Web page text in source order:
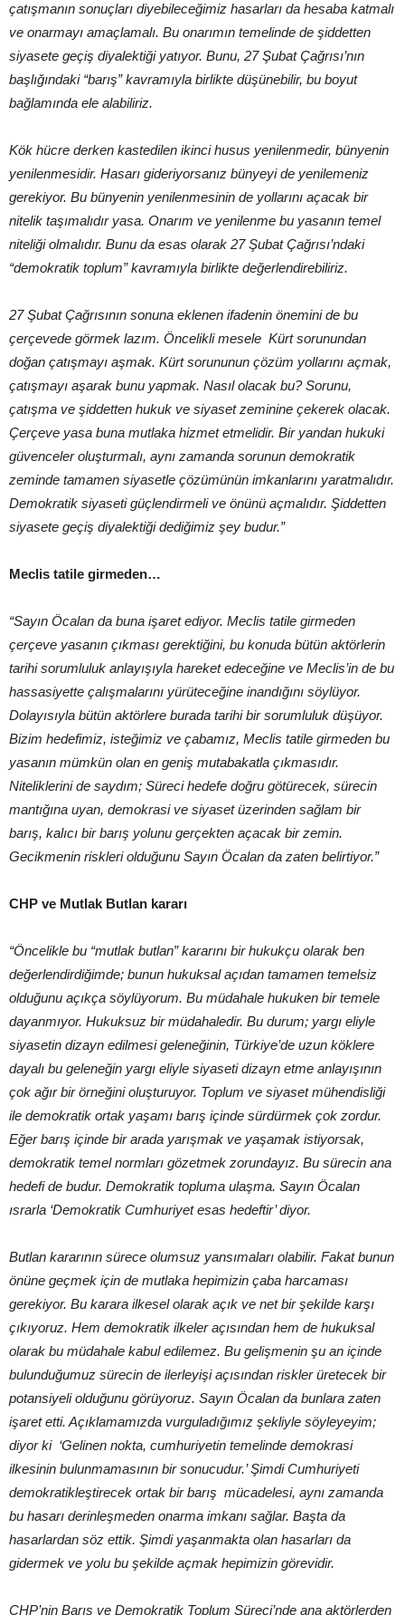
çatışmanın sonuçları diyebileceğimiz hasarları da hesaba katmalı
ve onarmayı amaçlamalı. Bu onarımın temelinde de şiddetten
siyasete geçiş diyalektiği yatıyor. Bunu, 27 Şubat Çağrısı’nın
başlığındaki “barış” kavramıyla birlikte düşünebilir, bu boyut
bağlamında ele alabiliriz.
Kök hücre derken kastedilen ikinci husus yenilenmedir, bünyenin
yenilenmesidir. Hasarı gideriyorsanız bünyeyi de yenilemeniz
gerekiyor. Bu bünyenin yenilenmesinin de yollarını açacak bir
nitelik taşımalıdır yasa. Onarım ve yenilenme bu yasanın temel
niteliği olmalıdır. Bunu da esas olarak 27 Şubat Çağrısı’ndaki
“demokratik toplum” kavramıyla birlikte değerlendirebiliriz.
27 Şubat Çağrısının sonuna eklenen ifadenin önemini de bu
çerçevede görmek lazım. Öncelikli mesele Kürt sorunundan
doğan çatışmayı aşmak. Kürt sorununun çözüm yollarını açmak,
çatışmayı aşarak bunu yapmak. Nasıl olacak bu? Sorunu,
çatışma ve şiddetten hukuk ve siyaset zeminine çekerek olacak.
Çerçeve yasa buna mutlaka hizmet etmelidir. Bir yandan hukuki
güvenceler oluşturmalı, aynı zamanda sorunun demokratik
zeminde tamamen siyasetle çözümünün imkanlarını yaratmalıdır.
Demokratik siyaseti güçlendirmeli ve önünü açmalıdır. Şiddetten
siyasete geçiş diyalektiği dediğimiz şey budur.”
Meclis tatile girmeden…
“Sayın Öcalan da buna işaret ediyor. Meclis tatile girmeden
çerçeve yasanın çıkması gerektiğini, bu konuda bütün aktörlerin
tarihi sorumluluk anlayışıyla hareket edeceğine ve Meclis’in de bu
hassasiyette çalışmalarını yürüteceğine inandığını söylüyor.
Dolayısıyla bütün aktörlere burada tarihi bir sorumluluk düşüyor.
Bizim hedefimiz, isteğimiz ve çabamız, Meclis tatile girmeden bu
yasanın mümkün olan en geniş mutabakatla çıkmasıdır.
Niteliklerini de saydım; Süreci hedefe doğru götürecek, sürecin
mantığına uyan, demokrasi ve siyaset üzerinden sağlam bir
barış, kalıcı bir barış yolunu gerçekten açacak bir zemin.
Gecikmenin riskleri olduğunu Sayın Öcalan da zaten belirtiyor.”
CHP ve Mutlak Butlan kararı
“Öncelikle bu “mutlak butlan” kararını bir hukukçu olarak ben
değerlendirdiğimde; bunun hukuksal açıdan tamamen temelsiz
olduğunu açıkça söylüyorum. Bu müdahale hukuken bir temele
dayanmıyor. Hukuksuz bir müdahaledir. Bu durum; yargı eliyle
siyasetin dizayn edilmesi geleneğinin, Türkiye’de uzun köklere
dayalı bu geleneğin yargı eliyle siyaseti dizayn etme anlayışının
çok ağır bir örneğini oluşturuyor. Toplum ve siyaset mühendisliği
ile demokratik ortak yaşamı barış içinde sürdürmek çok zordur.
Eğer barış içinde bir arada yarışmak ve yaşamak istiyorsak,
demokratik temel normları gözetmek zorundayız. Bu sürecin ana
hedefi de budur. Demokratik topluma ulaşma. Sayın Öcalan
ısrarla ‘Demokratik Cumhuriyet esas hedeftir’ diyor.
Butlan kararının sürece olumsuz yansımaları olabilir. Fakat bunun
önüne geçmek için de mutlaka hepimizin çaba harcaması
gerekiyor. Bu karara ilkesel olarak açık ve net bir şekilde karşı
çıkıyoruz. Hem demokratik ilkeler açısından hem de hukuksal
olarak bu müdahale kabul edilemez. Bu gelişmenin şu an içinde
bulunduğumuz sürecin de ilerleyişi açısından riskler üretecek bir
potansiyeli olduğunu görüyoruz. Sayın Öcalan da bunlara zaten
işaret etti. Açıklamamızda vurguladığımız şekliyle söyleyeyim;
diyor ki ‘Gelinen nokta, cumhuriyetin temelinde demokrasi
ilkesinin bulunmamasının bir sonucudur.’ Şimdi Cumhuriyeti
demokratikleştirecek ortak bir barış mücadelesi, aynı zamanda
bu hasarı derinleşmeden onarma imkanı sağlar. Başta da
hasarlardan söz ettik. Şimdi yaşanmakta olan hasarları da
gidermek ve yolu bu şekilde açmak hepimizin görevidir.
CHP’nin Barış ve Demokratik Toplum Süreci’nde ana aktörlerden